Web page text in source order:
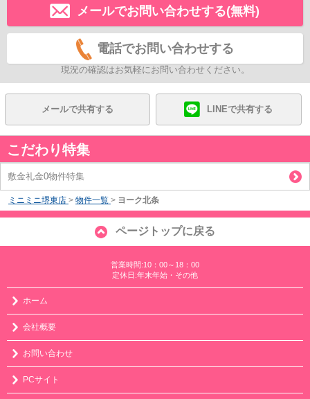
メールでお問い合わせする(無料)
電話でお問い合わせする
現況の確認はお気軽にお問い合わせください。
メールで共有する LINEで共有する
こだわり特集
敷金礼金0物件特集
ミニミニ堺東店 > 物件一覧 > ヨーク北条
ページトップに戻る
営業時間:10：00～18：00
定休日:年末年始・その他
ホーム
会社概要
お問い合わせ
PCサイト